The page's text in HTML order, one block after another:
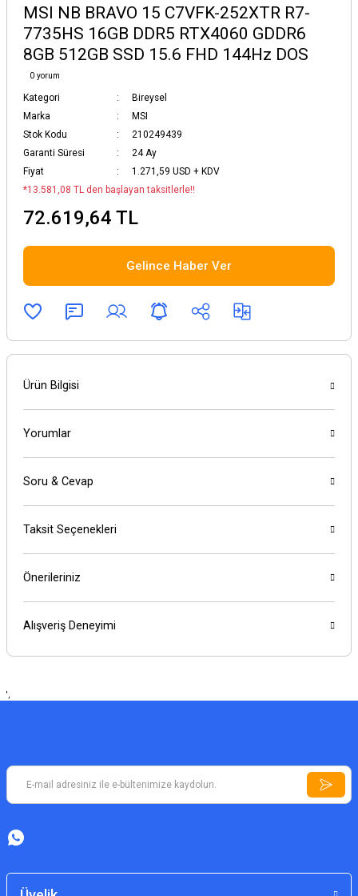
MSI NB BRAVO 15 C7VFK-252XTR R7-
7735HS 16GB DDR5 RTX4060 GDDR6
8GB 512GB SSD 15.6 FHD 144Hz DOS
0 yorum
Kategori
Bireysel
Marka
MSI
Stok Kodu
210249439
Garanti Süresi
24 Ay
Fiyat
1.271,59 USD + KDV
*13.581,08 TL den başlayan taksitlerle!!
72.619,64 TL
Gelince Haber Ver
Ürün Bilgisi
Yorumlar
Soru & Cevap
Taksit Seçenekleri
Önerileriniz
Alışveriş Deneyimi
',